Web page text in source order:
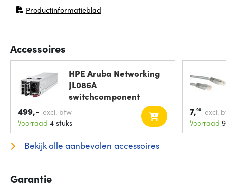
Productinformatieblad
(opent in nieuw venster)
Accessoires
HPE Aruba Networking
JL086A
switchcomponent
499,- excl. btw
Voorraad 4 stuks
7,90 excl.
Voorraad
Bekijk alle aanbevolen accessoires
Garantie